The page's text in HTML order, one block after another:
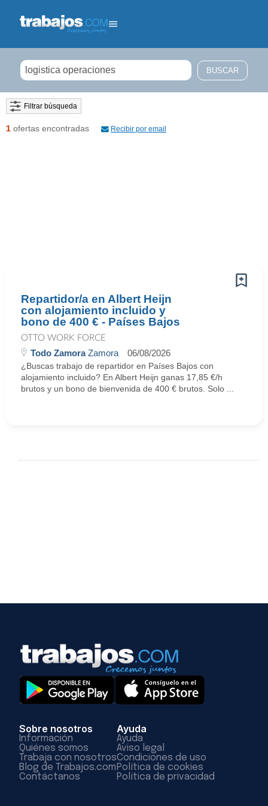
Filtrar búsqueda
1 ofertas encontradas Recibir por email
Repartidor/a en Albert Heijn
con alojamiento incluido y
bono de 400 € - Países Bajos
OTTO WORK FORCE
Todo ZamoraZamora 06/08/2026
¿Buscas trabajo de repartidor en Países Bajos con
alojamiento incluido? En Albert Heijn ganas 17,85 €/h
brutos y un bono de bienvenida de 400 € brutos. Solo ...
Sobre nosotros
Información
Quiénes somos
Trabaja con nosotros
Blog de Trabajos.com
Contáctanos
Ayuda
Ayuda
Aviso legal
Condiciones de uso
Política de cookies
Política de privacidad